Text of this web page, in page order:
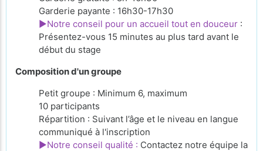
Garderie payante : 16h30-17h30
►Notre conseil pour un accueil tout en douceur :
Présentez-vous 15 minutes au plus tard avant le
début du stage
Composition d'un groupe
Petit groupe : Minimum 6, maximum
10 participants
Répartition : Suivant l’âge et le niveau en langue
communiqué à l'inscription
►Notre conseil qualité : Contactez notre équipe la